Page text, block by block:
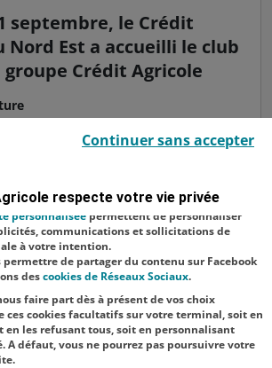
septembre, le Crédit
Nord Est a accueilli le club
Crédit Agricole
droite sur la photo : Laura
générale adjointe du
Transition Énergétique au
Nord Est - Camille Poiroux,
gaz verts GRDF - Alexand...
55 56 57 58 59 ...
respecte votre vie privée
à des fins de bon fonctionnement et de
facultatifs. Les
personnalisée permettent de personnaliser
communications et sollicitations de
à votre intention.
de partager du contenu sur Facebook
descookies de Réseaux Sociaux.
faire part dès à présent de vos choix
ces cookies facultatifs sur votre terminal, soit en
en les refusant tous, soit en personnalisant
A défaut, vous ne pourrez pas poursuivre votre
Continuer sans accepter